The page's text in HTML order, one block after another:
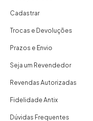
Cadastrar
Trocas e Devoluções
Prazos e Envio
Seja um Revendedor
Revendas Autorizadas
Fidelidade Antix
Dúvidas Frequentes